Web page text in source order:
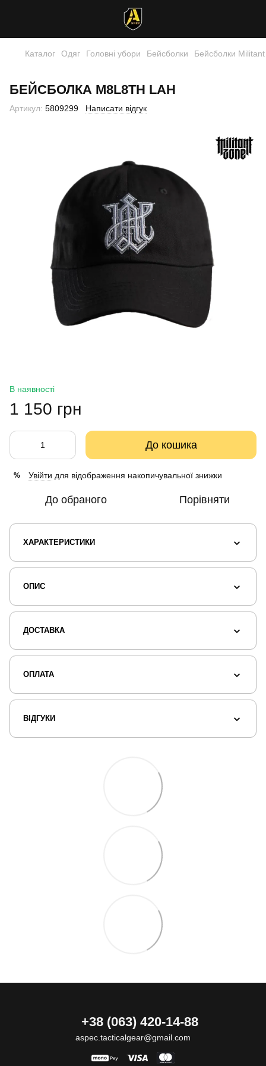
Каталог Одяг Головні убори Бейсболки Бейсболки
БЕЙСБОЛКА M8L8TH LAH
Артикул: 5809299 Написати відгук
В наявності
1 150 грн
До кошика
% Увійти для відображення накопичувальної знижки
До обраного Порівняти
ХАРАКТЕРИСТИКИ
ОПИС
ДОСТАВКА
ОПЛАТА
ВІДГУКИ
+38 (063) 420-14-88
aspec.tacticalgear@gmail.com